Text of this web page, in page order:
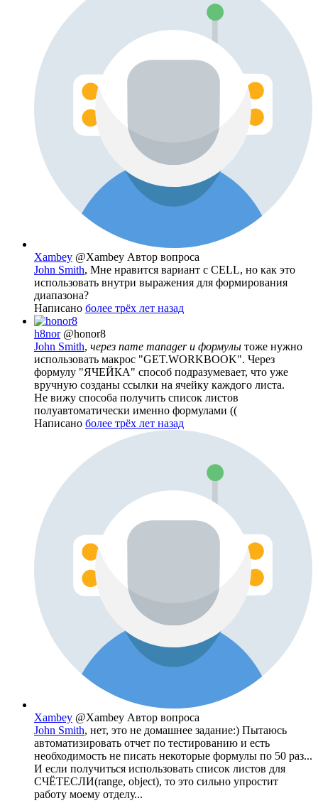
Xambey @Xambey Автор вопроса
John Smith, Мне нравится вариант с CELL, но как это
использовать внутри выражения для формирования
диапазона?
Написано более трёх лет назад
h8nor @honor8
John Smith, через name manager и формулы тоже нужно
использовать макрос "GET.WORKBOOK". Через
формулу "ЯЧЕЙКА" способ подразумевает, что уже
вручную созданы ссылки на ячейку каждого листа.
Не вижу способа получить список листов
полуавтоматически именно формулами ((
Написано более трёх лет назад
Xambey @Xambey Автор вопроса
John Smith, нет, это не домашнее задание:) Пытаюсь
автоматизировать отчет по тестированию и есть
необходимость не писать некоторые формулы по 50 раз...
И если получиться использовать список листов для
СЧЁТЕСЛИ(range, object), то это сильно упростит
работу моему отделу...